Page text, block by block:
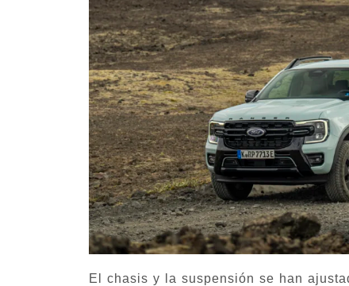
El chasis y la suspensión se han